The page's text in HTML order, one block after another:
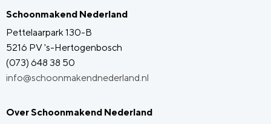
Schoonmakend Nederland
Pettelaarpark 130-B
5216 PV 's-Hertogenbosch
(073) 648 38 50
info@schoonmakendnederland.nl
Over Schoonmakend Nederland